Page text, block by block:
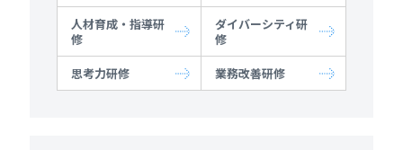
人材育成・指導研
修
ダイバーシティ研
修
思考力研修
業務改善研修